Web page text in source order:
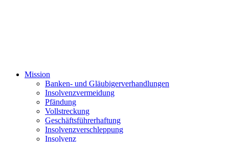
Mission
Banken- und Gläubigerverhandlungen
Insolvenzvermeidung
Pfändung
Vollstreckung
Geschäftsführerhaftung
Insolvenzverschleppung
Insolvenz